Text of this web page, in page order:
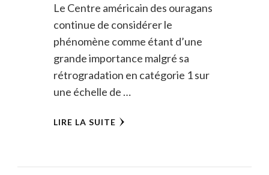
Le Centre américain des ouragans
continue de considérer le
phénomène comme étant d’une
grande importance malgré sa
rétrogradation en catégorie 1 sur
une échelle de …
LIRE LA SUITE